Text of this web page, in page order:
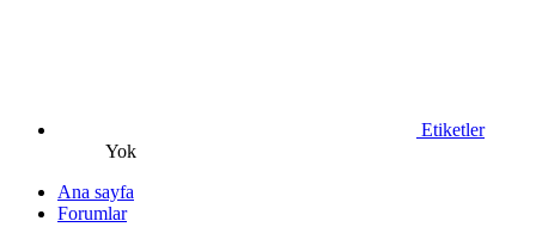
Etiketler
Yok
Ana sayfa
Forumlar